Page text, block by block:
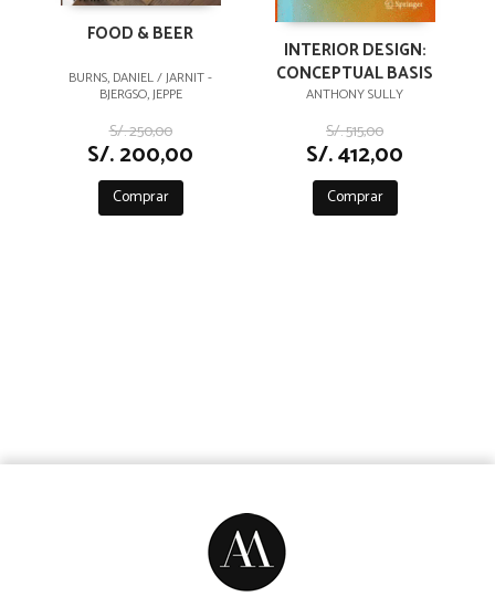
FOOD & BEER
BURNS, DANIEL / JARNIT -
BJERGSO, JEPPE
S/. 250,00
S/. 200,00
Comprar
INTERIOR DESIGN:
CONCEPTUAL BASIS
ANTHONY SULLY
S/. 515,00
S/. 412,00
Comprar